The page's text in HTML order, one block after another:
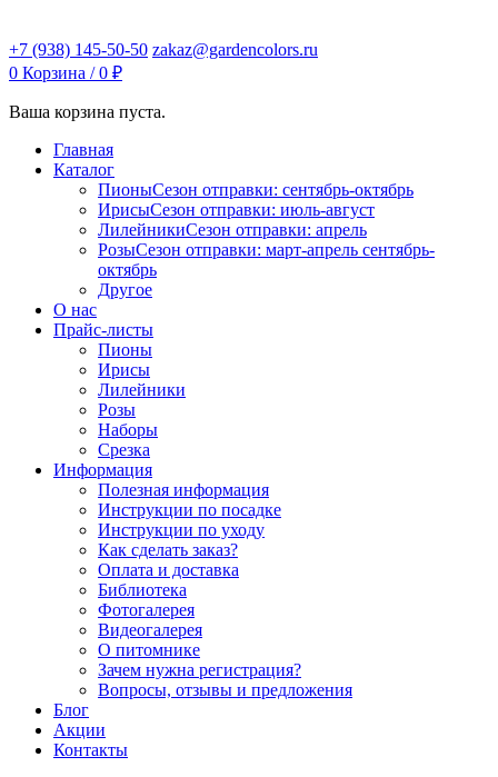
+7 (938) 145-50-50 zakaz@gardencolors.ru
0 Корзина /0 ₽
Ваша корзина пуста.
Главная
Каталог
ПионыСезон отправки: сентябрь-октябрь
ИрисыСезон отправки: июль-август
ЛилейникиСезон отправки: апрель
РозыСезон отправки: март-апрель сентябрь-
октябрь
Другое
О нас
Прайс-листы
Пионы
Ирисы
Лилейники
Розы
Наборы
Срезка
Информация
Полезная информация
Инструкции по посадке
Инструкции по уходу
Как сделать заказ?
Оплата и доставка
Библиотека
Фотогалерея
Видеогалерея
О питомнике
Зачем нужна регистрация?
Вопросы, отзывы и предложения
Блог
Акции
Контакты